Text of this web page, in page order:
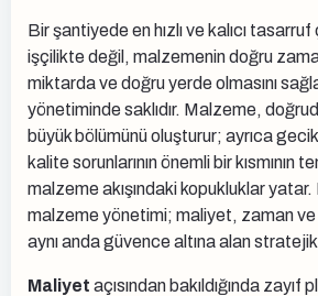
Bir şantiyede en hızlı ve kalıcı
işçilikte değil, malzemenin doğru
miktarda ve doğru yerde olmasını
yönetiminde saklıdır. Malzeme,
büyük bölümünü oluşturur; ayrıca
kalite sorunlarının önemli bir kısmının
malzeme akışındaki kopukluklar
malzeme yönetimi; maliyet, zaman
aynı anda güvence altına alan
Maliyet açısından bakıldığında zayıf